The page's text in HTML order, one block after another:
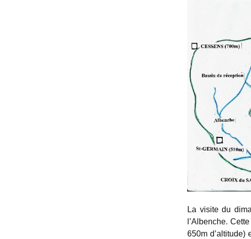
La visite du
l’Albenche.
650m d’altitude)